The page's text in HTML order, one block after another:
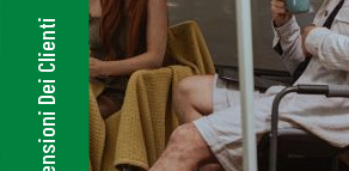
Recensioni Dei Clienti
DI LASCIARE LA
DELL AZIENDA PER
SENZA NESSUN